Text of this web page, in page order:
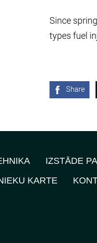
Since
types fuel
Share
IZSTĀDE
KARTE